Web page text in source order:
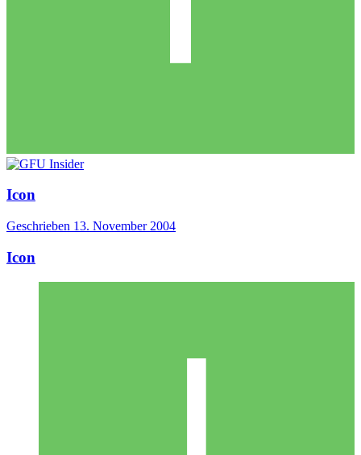
Icon
Geschrieben 13. November 2004
Icon